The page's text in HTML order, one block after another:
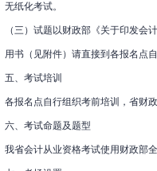
无纸化考试。
（三）试题以财政部《关于印发会
用书（见附件）请直接到各报名点自
五、考试培训
各报名点自行组织考前培训，省财
六、考试命题及题型
我省会计从业资格考试使用财政部